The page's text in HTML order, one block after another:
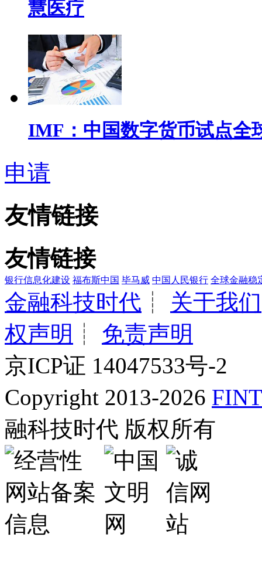
慧医疗
IMF：中国数字货币试点全
申请
友情链接
友情链接
银行信息化建设 福布斯中国 毕马威 中国人民银行 全球金融稳
金融科技时代 ┊ 关于我们
权声明 ┊ 免责声明
京ICP证 14047533号-2
Copyright 2013-2026
融科技时代 版权所有